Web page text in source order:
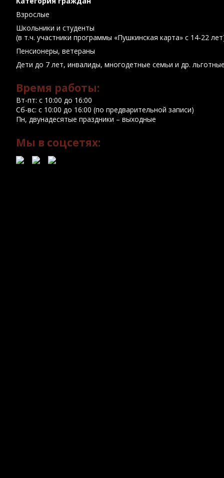
Взрослые
Школьники и студенты
(в т.ч. участники программы «Пушкинская карта» с 14-22
Пенсионеры, ветераны
Дети до 7 лет, инвалиды, многодетные семьи и др.
Время работы:
Вт-пт: с 10:00 до 16:00
Сб-вс: с 10:00 до 16:00 (по предварительной записи)
Пн, двунадесятые праздники – выходные
Мы в соцсетях: